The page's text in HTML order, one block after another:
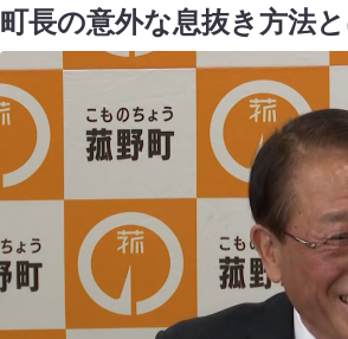
町長の意外な息抜き方法と